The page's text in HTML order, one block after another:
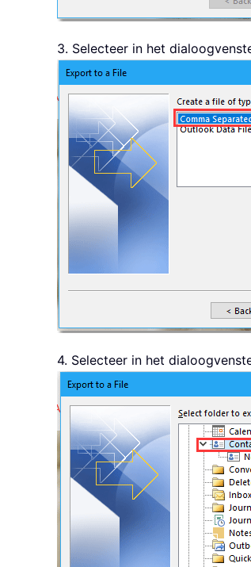
3. Selecteer in het
4. Selecteer in het